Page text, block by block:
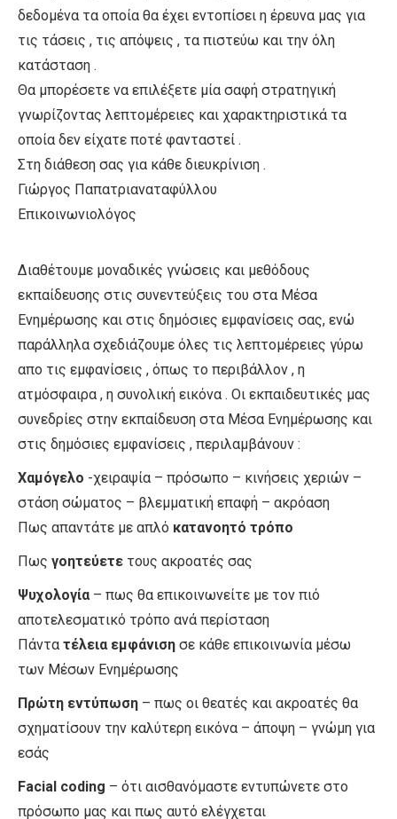
δεδομένα τα οποία θα έχει εντοπίσει η έρευνα μας για
τις τάσεις , τις απόψεις , τα πιστεύω και την όλη
κατάσταση .
Θα μπορέσετε να επιλέξετε μία σαφή στρατηγική
γνωρίζοντας λεπτομέρειες και χαρακτηριστικά τα
οποία δεν είχατε ποτέ φανταστεί .
Στη διάθεση σας για κάθε διευκρίνιση .
Γιώργος Παπατριαναταφύλλου
Επικοινωνιολόγος
Διαθέτουμε μοναδικές γνώσεις και μεθόδους
εκπαίδευσης στις συνεντεύξεις του στα Μέσα
Ενημέρωσης και στις δημόσιες εμφανίσεις σας, ενώ
παράλληλα σχεδιάζουμε όλες τις λεπτομέρειες γύρω
απο τις εμφανίσεις , όπως το περιβάλλον , η
ατμόσφαιρα , η συνολική εικόνα . Οι εκπαιδευτικές μας
συνεδρίες στην εκπαίδευση στα Μέσα Ενημέρωσης και
στις δημόσιες εμφανίσεις , περιλαμβάνουν :
Χαμόγελο -χειραψία – πρόσωπο – κινήσεις χεριών –
στάση σώματος – βλεμματική επαφή – ακρόαση
Πως απαντάτε με απλό κατανοητό τρόπο
Πως γοητεύετε τους ακροατές σας
Ψυχολογία – πως θα επικοινωνείτε με τον πιό
αποτελεσματικό τρόπο ανά περίσταση
Πάντα τέλεια εμφάνιση σε κάθε επικοινωνία μέσω
των Μέσων Ενημέρωσης
Πρώτη εντύπωση – πως οι θεατές και ακροατές θα
σχηματίσουν την καλύτερη εικόνα – άποψη – γνώμη για
εσάς
Facial coding – ότι αισθανόμαστε εντυπώνετε στο
πρόσωπο μας και πως αυτό ελέγχεται